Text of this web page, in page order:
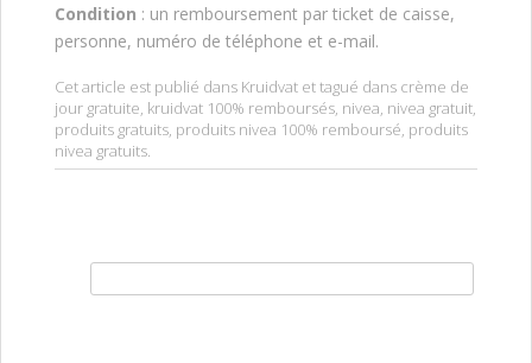
Condition : un remboursement par ticket de caisse,
personne, numéro de téléphone et e-mail.
Cet article est publié dans Kruidvat et tagué dans crème de
jour gratuite, kruidvat 100% remboursés, nivea, nivea gratuit,
produits gratuits, produits nivea 100% remboursé, produits
nivea gratuits.